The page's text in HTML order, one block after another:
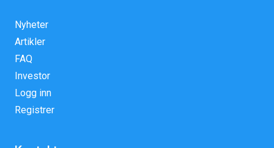
Nyheter
Artikler
FAQ
Investor
Logg inn
Registrer